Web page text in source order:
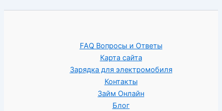
FAQ Вопросы и Ответы
Карта сайта
Зарядка для электромобиля
Контакты
Займ Онлайн
Блог